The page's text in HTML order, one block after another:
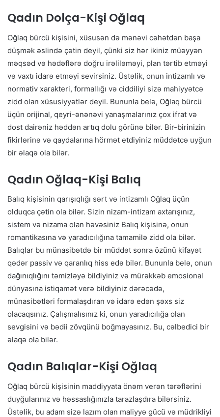
Qadın Dolça-Kişi Oğlaq
Oğlaq bürcü kişisini, xüsusən də mənəvi cəhətdən başa
düşmək əslində çətin deyil, çünki siz hər ikiniz müəyyən
məqsəd və hədəflərə doğru irəliləməyi, plan tərtib etməyi
və vaxtı idarə etməyi sevirsiniz. Üstəlik, onun intizamlı və
normativ xarakteri, formallığı və ciddiliyi sizə mahiyyətcə
zidd olan xüsusiyyətlər deyil. Bununla belə, Oğlaq bürcü
üçün orijinal, qeyri-ənənəvi yanaşmalarınız çox ifrat və
dost dairəniz həddən artıq dolu görünə bilər. Bir-birinizin
fikirlərinə və qaydalarına hörmət etdiyiniz müddətcə uyğun
bir əlaqə ola bilər.
Qadın Oğlaq-Kişi Balıq
Balıq kişisinin qarışıqlığı sərt və intizamlı Oğlaq üçün
olduqca çətin ola bilər. Sizin nizam-intizam axtarışınız,
sistem və nizama olan həvəsiniz Balıq kişisinə, onun
romantikasına və yaradıcılığına tamamilə zidd ola bilər.
Balıqlar bu münasibətdə bir müddət sonra özünü kifayət
qədər passiv və qaranlıq hiss edə bilər. Bununla belə, onun
dağınıqlığını təmizləyə bildiyiniz və mürəkkəb emosional
dünyasına istiqamət verə bildiyiniz dərəcədə,
münasibətləri formalaşdıran və idarə edən şəxs siz
olacaqsınız. Çalışmalısınız ki, onun yaradıcılığa olan
sevgisini və bədii zövqünü boğmayasınız. Bu, cəlbedici bir
əlaqə ola bilər.
Qadın Balıqlar-Kişi Oğlaq
Oğlaq bürcü kişisinin maddiyyata önəm verən tərəflərini
duyğularınız və həssaslığınızla tarazlaşdıra bilərsiniz.
Üstəlik, bu adam sizə lazım olan maliyyə gücü və müdrikliyi